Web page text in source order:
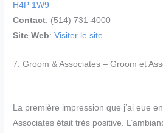
H4P 1W9
Contact: (514) 731-4000
Site Web:Visiter le site
7. Groom & Associates – Groom et
La première impression que j’ai eue
Associates était très positive.